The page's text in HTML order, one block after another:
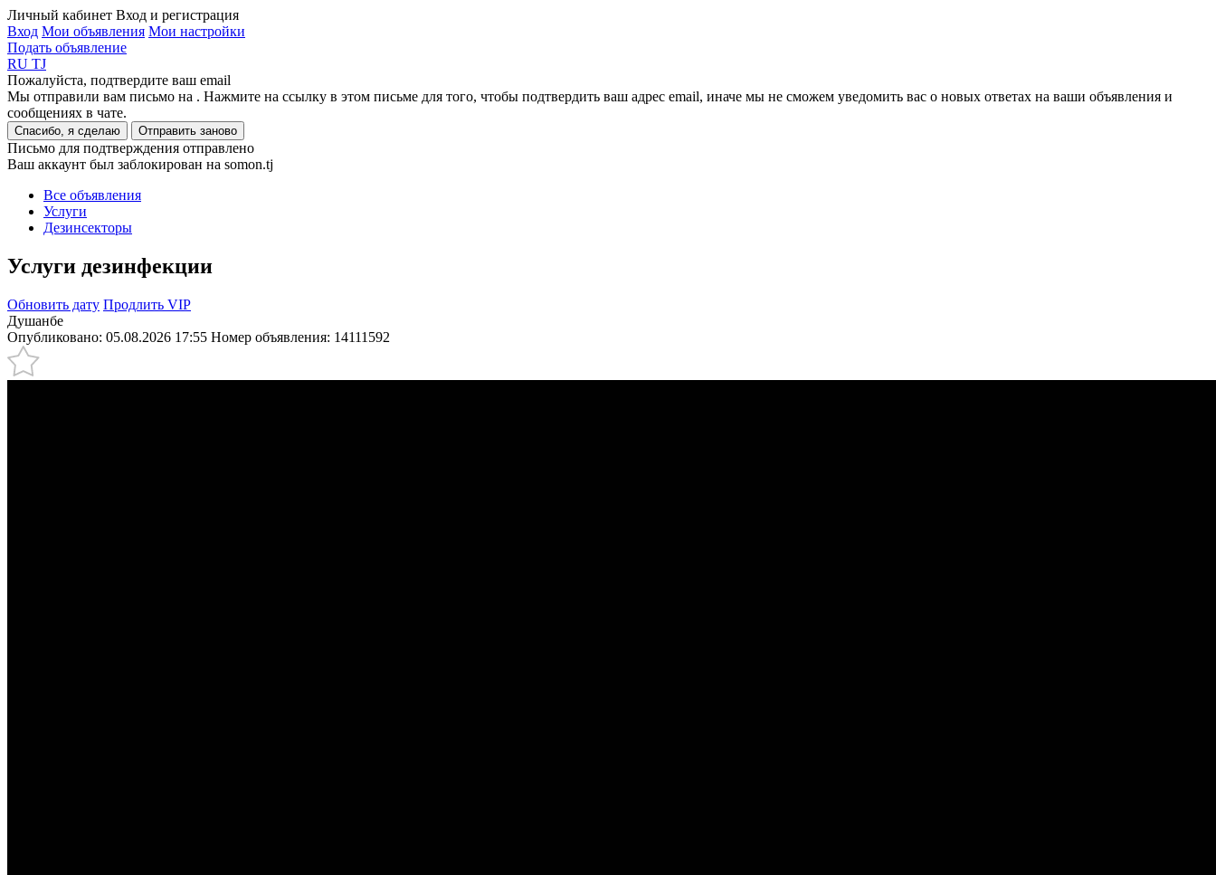
Личный кабинет Вход и регистрация
Вход Мои объявления Мои настройки
Подать объявление
RU TJ
Пожалуйста, подтвердите ваш email
Мы отправили вам письмо на . Нажмите на ссылку в этом письме для того, чтобы подтвердить ваш адрес email, иначе мы не сможем уведомить вас о новых ответах на ваши объявления и
сообщениях в чате.
Спасибо, я сделаю Отправить заново
Письмо для подтверждения отправлено
Ваш аккаунт был заблокирован на somon.tj
Все объявления
Услуги
Дезинсекторы
Услуги дезинфекции
Обновить дату Продлить VIP
Душанбе
Опубликовано: 05.08.2026 17:55 Номер объявления: 14111592